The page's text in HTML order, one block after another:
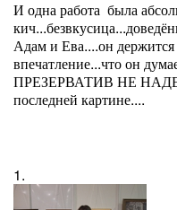
И одна работа была
Адам и Ева....он
впечатление...что он
ПРЕЗЕРВАТИВ НЕ
последней картине....
1.